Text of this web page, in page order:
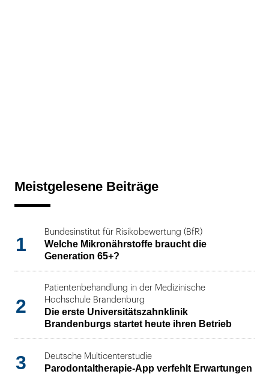
Meistgelesene Beiträge
1
Bundesinstitut für Risikobewertung (BfR)
Welche Mikronährstoffe braucht die
Generation 65+?
2
Patientenbehandlung in der Medizinische
Hochschule Brandenburg
Die erste Universitätszahnklinik
Brandenburgs startet heute ihren Betrieb
3 Deutsche Multicenterstudie
Parodontaltherapie-App verfehlt Erwartungen